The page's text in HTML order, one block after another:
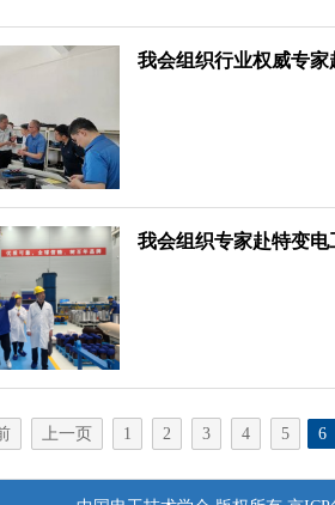
我会组织行业权威专
我会组织专家赴特变
上一页 1 2 3 4 5 6